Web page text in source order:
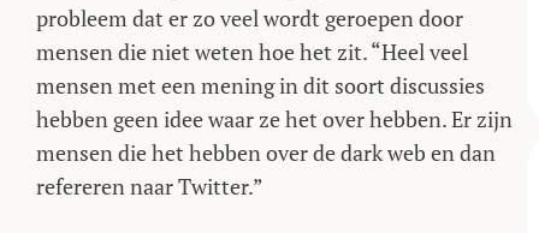
probleem dat er zo veel wordt geroepen door
mensen die niet weten hoe het zit. “Heel veel
mensen met een mening in dit soort discussies
hebben geen idee waar ze het over hebben. Er zijn
mensen die het hebben over de dark web en dan
refereren naar Twitter.”